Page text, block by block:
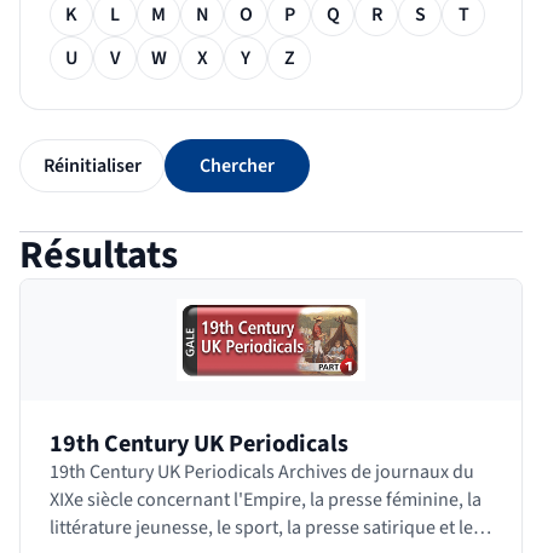
K
L M N O P Q R S
T
U
V W X Y Z
Réinitialiser Chercher
Résultats
des résultats de recherche
19th Century UK Periodicals
19th Century UK Periodicals Archives de journaux du
XIXe siècle concernant l'Empire, la presse féminine, la
littérature jeunesse, le sport, la presse satirique et les